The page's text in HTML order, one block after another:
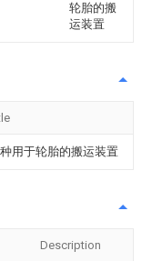
轮胎的搬
运装置
用于轮胎的搬运装置
Description